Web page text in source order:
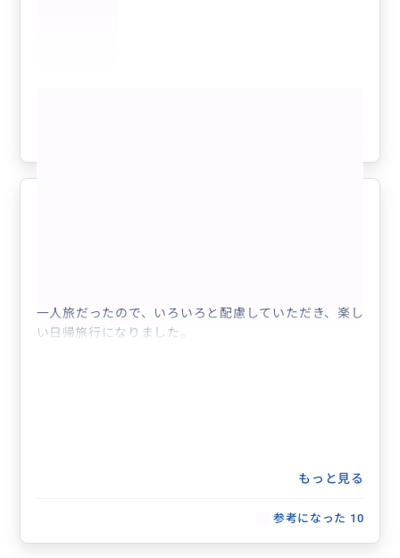
一人旅だったので、いろいろと配慮していただき、楽し
い日帰旅行になりました。
もっと見る
参考になった 10